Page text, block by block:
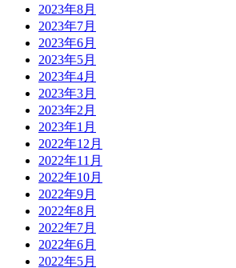
2023年8月
2023年7月
2023年6月
2023年5月
2023年4月
2023年3月
2023年2月
2023年1月
2022年12月
2022年11月
2022年10月
2022年9月
2022年8月
2022年7月
2022年6月
2022年5月